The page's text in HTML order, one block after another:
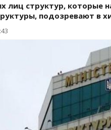
лиц структур, которые
подозревают в